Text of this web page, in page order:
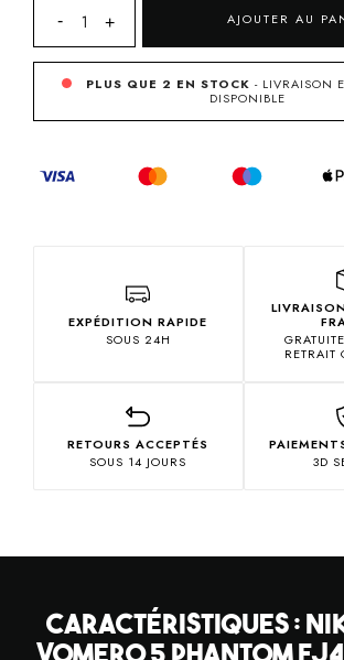
AJOUTER AU
PLUS QUE 2 EN STOCK - LIVRAISON
DISPONIBLE
EXPÉDITION RAPIDE
SOUS 24H
RETRAIT
RETOURS ACCEPTÉS
SOUS 14 JOURS
3D
CARACTÉRISTIQUES :